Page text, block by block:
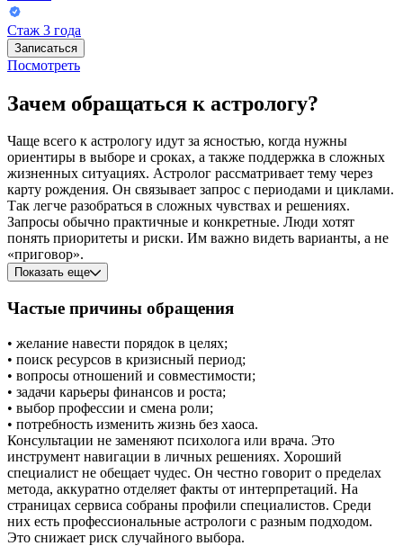
Стаж 3 года
Записаться
Посмотреть
Зачем обращаться к астрологу?
Чаще всего к астрологу идут за ясностью, когда нужны
ориентиры в выборе и сроках, а также поддержка в сложных
жизненных ситуациях. Астролог рассматривает тему через
карту рождения. Он связывает запрос с периодами и циклами.
Так легче разобраться в сложных чувствах и решениях.
Запросы обычно практичные и конкретные. Люди хотят
понять приоритеты и риски. Им важно видеть варианты, а не
«приговор».
Показать еще
Частые причины обращения
• желание навести порядок в целях;
• поиск ресурсов в кризисный период;
• вопросы отношений и совместимости;
• задачи карьеры финансов и роста;
• выбор профессии и смена роли;
• потребность изменить жизнь без хаоса.
Консультации не заменяют психолога или врача. Это
инструмент навигации в личных решениях. Хороший
специалист не обещает чудес. Он честно говорит о пределах
метода, аккуратно отделяет факты от интерпретаций. На
страницах сервиса собраны профили специалистов. Среди
них есть профессиональные астрологи с разным подходом.
Это снижает риск случайного выбора.